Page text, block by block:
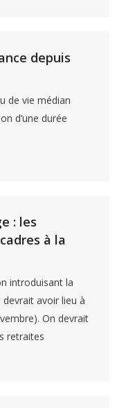
depuis
de vie médian
d’une durée
: les
à la
introduisant la
avoir lieu à
On devrait
retraites